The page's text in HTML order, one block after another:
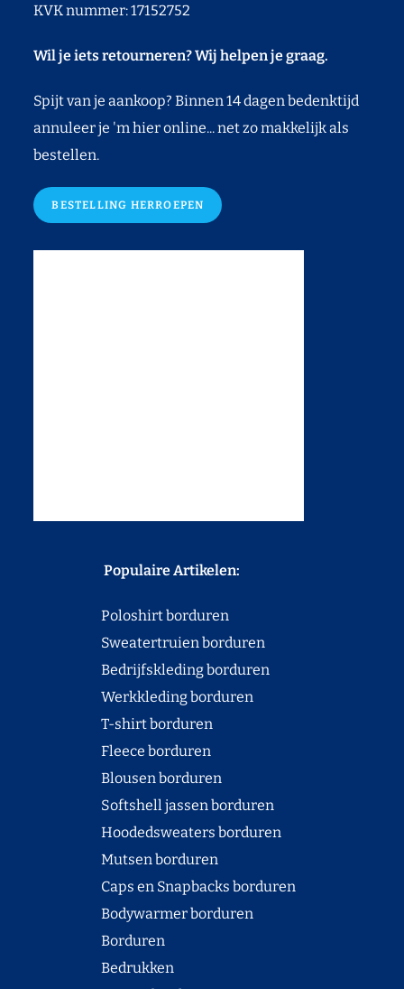
KVK nummer: 17152752
Wil je iets retourneren? Wij helpen je graag.
Spijt van je aankoop? Binnen 14 dagen bedenktijd
annuleer je 'm hier online... net zo makkelijk als
bestellen.
BESTELLING HERROEPEN
Populaire Artikelen:
Poloshirt borduren
Sweatertruien borduren
Bedrijfskleding borduren
Werkkleding borduren
T-shirt borduren
Fleece borduren
Blousen borduren
Softshell jassen borduren
Hoodedsweaters borduren
Mutsen borduren
Caps en Snapbacks borduren
Bodywarmer borduren
Borduren
Bedrukken